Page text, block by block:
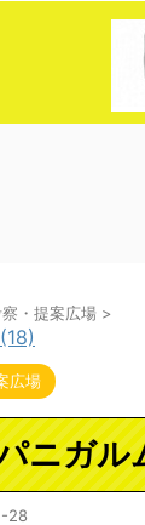
・提案広場 >
(18)
広場
ニガル
28